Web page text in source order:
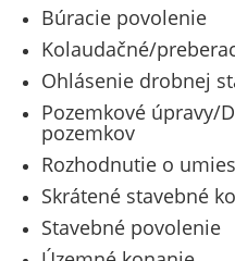
Búracie povolenie
Kolaudačné/
Ohlásenie drobnej
Pozemkové úpravy/
pozemkov
Rozhodnutie o
Skrátené stavebné
Stavebné povolenie